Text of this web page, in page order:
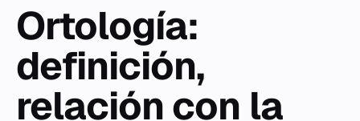
Ortología:
definición,
relación con la